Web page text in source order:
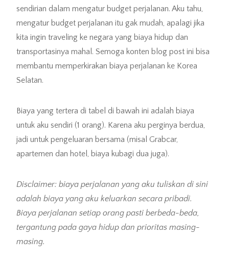
sendirian dalam mengatur budget perjalanan. Aku tahu,
mengatur budget perjalanan itu gak mudah, apalagi jika
kita ingin traveling ke negara yang biaya hidup dan
transportasinya mahal. Semoga konten blog post ini bisa
membantu memperkirakan biaya perjalanan ke Korea
Selatan.
Biaya yang tertera di tabel di bawah ini adalah biaya
untuk aku sendiri (1 orang). Karena aku perginya berdua,
jadi untuk pengeluaran bersama (misal Grabcar,
apartemen dan hotel, biaya kubagi dua juga).
Disclaimer: biaya perjalanan yang aku tuliskan di sini
adalah biaya yang aku keluarkan secara pribadi.
Biaya perjalanan setiap orang pasti berbeda-beda,
tergantung pada gaya hidup dan prioritas masing-
masing.